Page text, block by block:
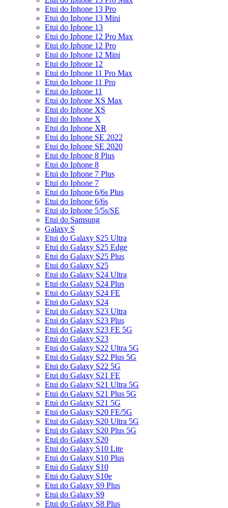
Etui do Iphone 13 Pro
Etui do Iphone 13 Mini
Etui do Iphone 13
Etui do Iphone 12 Pro Max
Etui do Iphone 12 Pro
Etui do Iphone 12 Mini
Etui do Iphone 12
Etui do Iphone 11 Pro Max
Etui do Iphone 11 Pro
Etui do Iphone 11
Etui do Iphone XS Max
Etui do Iphone XS
Etui do Iphone X
Etui do Iphone XR
Etui do Iphone SE 2022
Etui do Iphone SE 2020
Etui do Iphone 8 Plus
Etui do Iphone 8
Etui do Iphone 7 Plus
Etui do Iphone 7
Etui do Iphone 6/6s Plus
Etui do Iphone 6/6s
Etui do Iphone 5/5s/SE
Etui do Samsung
Galaxy S
Etui do Galaxy S25 Ultra
Etui do Galaxy S25 Edge
Etui do Galaxy S25 Plus
Etui do Galaxy S25
Etui do Galaxy S24 Ultra
Etui do Galaxy S24 Plus
Etui do Galaxy S24 FE
Etui do Galaxy S24
Etui do Galaxy S23 Ultra
Etui do Galaxy S23 Plus
Etui do Galaxy S23 FE 5G
Etui do Galaxy S23
Etui do Galaxy S22 Ultra 5G
Etui do Galaxy S22 Plus 5G
Etui do Galaxy S22 5G
Etui do Galaxy S21 FE
Etui do Galaxy S21 Ultra 5G
Etui do Galaxy S21 Plus 5G
Etui do Galaxy S21 5G
Etui do Galaxy S20 FE/5G
Etui do Galaxy S20 Ultra 5G
Etui do Galaxy S20 Plus 5G
Etui do Galaxy S20
Etui do Galaxy S10 Lite
Etui do Galaxy S10 Plus
Etui do Galaxy S10
Etui do Galaxy S10e
Etui do Galaxy S9 Plus
Etui do Galaxy S9
Etui do Galaxy S8 Plus